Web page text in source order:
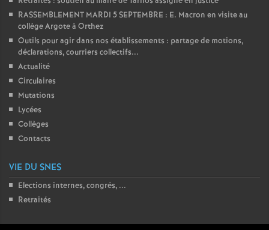
RASSEMBLEMENT MARDI 5 SEPTEMBRE : E. Macron en visite au
collège Argote à Orthez
Outils pour agir dans nos établissements : partage de motions,
déclarations, courriers collectifs...
Actualité
Circulaires
Mutations
Lycées
Collèges
Contacts
VIE DU SNES
Elections internes, congrés, ...
Retraités